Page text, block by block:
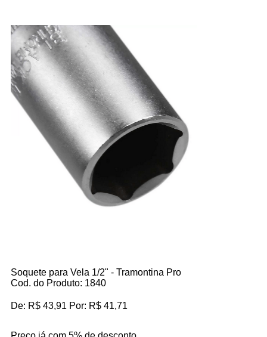
Soquete para Vela 1/2" - Tramontina Pro
Cod. do Produto: 1840
De: R$ 43,91 Por: R$ 41,71